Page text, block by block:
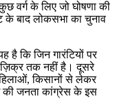
वर्ग के लिए जो घोषणा की
के बाद लोकसभा का चुनाव
कि जिन गारंटियों पर
ज़िक्र तक नहीं है। दूसरे
किसानों से लेकर
की जनता कांग्रेस के इस